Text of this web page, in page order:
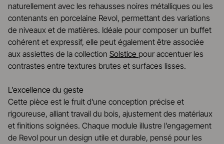
naturellement avec les rehausses noires métalliques ou les
contenants en porcelaine Revol, permettant des variations
de niveaux et de matières. Idéale pour composer un buffet
cohérent et expressif, elle peut également être associée
aux assiettes de la collection Solstice pour accentuer les
contrastes entre textures brutes et surfaces lisses.
L’excellence du geste
Cette pièce est le fruit d’une conception précise et
rigoureuse, alliant travail du bois, ajustement des matériaux
et finitions soignées. Chaque module illustre l’engagement
de Revol pour un design utile et durable, pensé pour les